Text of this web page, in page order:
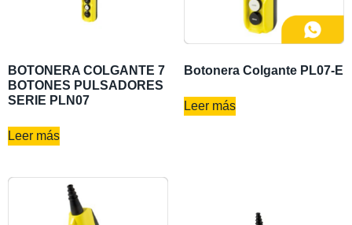
BOTONERA COLGANTE 7
BOTONES PULSADORES
SERIE PLN07
Leer más
Botonera Colgante PL07-E
Leer más